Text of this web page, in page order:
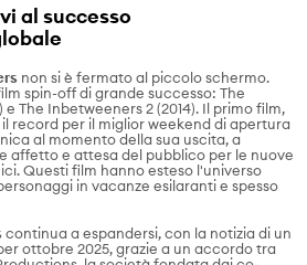
al successo
non si è fermato al piccolo schermo.
spin-off di grande successo: The
e The Inbetweeners 2 (2014). Il primo film,
record per il miglior weekend di apertura
al momento della sua uscita, a
affetto e attesa del pubblico per le nuove
Questi film hanno esteso l'universo
in vacanze esilaranti e spesso
continua a espandersi, con la notizia di un
ottobre 2025, grazie a un accordo tra